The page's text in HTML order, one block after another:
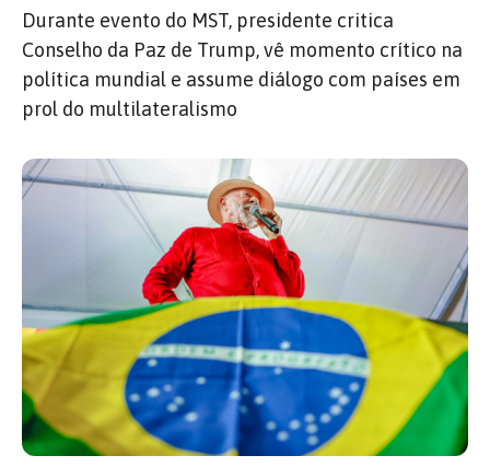
Durante evento do MST, presidente critica
Conselho da Paz de Trump, vê momento crítico na
política mundial e assume diálogo com países em
prol do multilateralismo